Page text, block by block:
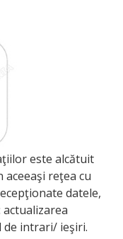
este alcătuit
reţea cu
datele,
actualizarea
intrari/ ieşiri.